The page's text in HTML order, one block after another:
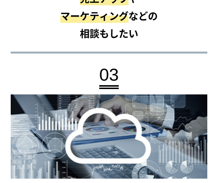
マーケティングなどの
相談もしたい
03